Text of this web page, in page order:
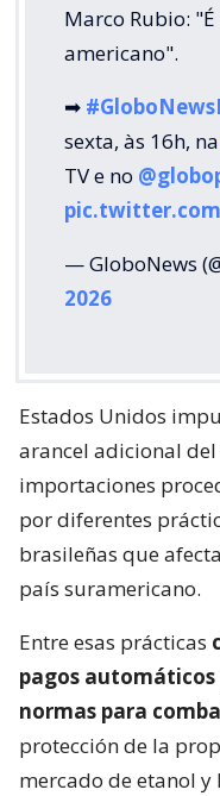
Marco Rubio:
americano".
➡
sexta, às 16h, na
TV e no
— GloboNews
2026
Estados Unidos
arancel adicional
importaciones
por diferentes
brasileñas que
país suramericano.
Entre esas prácticas
pagos automáticos
normas para
protección de la
mercado de etanol